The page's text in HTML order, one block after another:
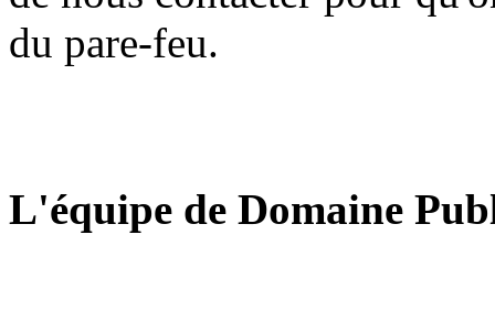
du pare-feu.
L'équipe de Domaine